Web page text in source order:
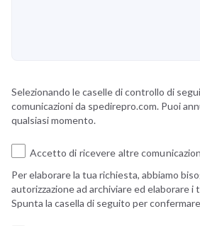
Selezionando le caselle di controllo di
comunicazioni da spedirepro.com. Puoi
qualsiasi momento.
Accetto di ricevere altre
Per elaborare la tua richiesta, abbiamo
autorizzazione ad archiviare ed elaborare i
Spunta la casella di seguito per